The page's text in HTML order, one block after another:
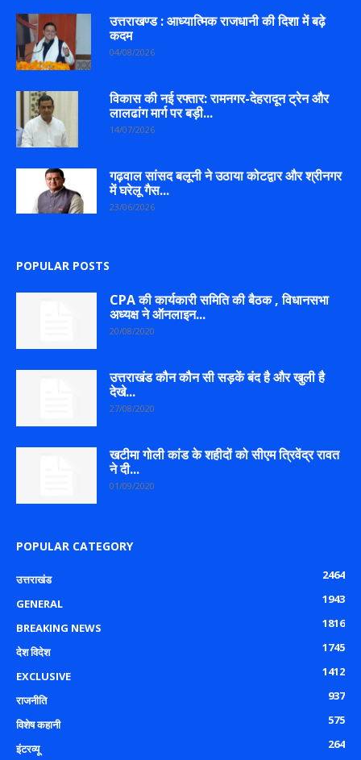
उत्तराखण्ड : आध्यात्मिक राजधानी की दिशा में बढ़े
कदम
04/08/2026
विकास की नई रफ्तार: रामनगर-देहरादून ट्रेन और
लालढांग मार्ग पर बड़ी...
14/07/2026
गढ़वाल सांसद बलूनी ने उठाया कोटद्वार और श्रीनगर
में घरेलू गैस...
23/06/2026
POPULAR POSTS
CPA की कार्यकारी समिति की बैठक , विधानसभा
अध्यक्ष ने ऑनलाइन...
20/08/2020
उत्तराखंड कौन कौन सी सड़कें बंद है और खुली है
देखे...
27/08/2020
खटीमा गोली कांड के शहीदों को सीएम त्रिवेंद्र रावत
ने दी...
01/09/2020
POPULAR CATEGORY
उत्तराखंड
2464
GENERAL
1943
BREAKING NEWS
1816
देश विदेश
1745
EXCLUSIVE
1412
राजनीति
937
विशेष कहानी
575
इंटरव्यू
264